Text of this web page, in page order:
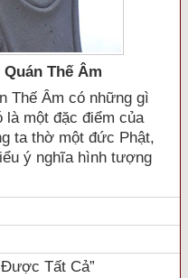
Thế Âm
Thế Âm có những gì
là một đặc điểm của
ta thờ một đức Phật,
ý nghĩa hình tượng
Tất Cả”